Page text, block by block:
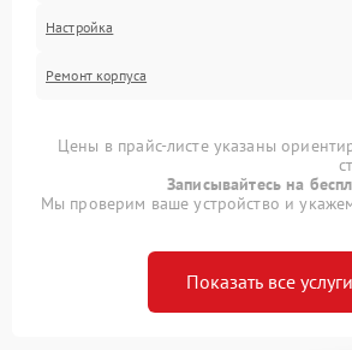
Настройка
Ремонт корпуса
Цены в прайс-листе указаны
Записывайтесь на
Мы проверим ваше устройство и
Показать все услуги